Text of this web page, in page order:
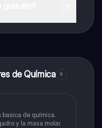
de Química 9
basica de química.
y la masa molar.